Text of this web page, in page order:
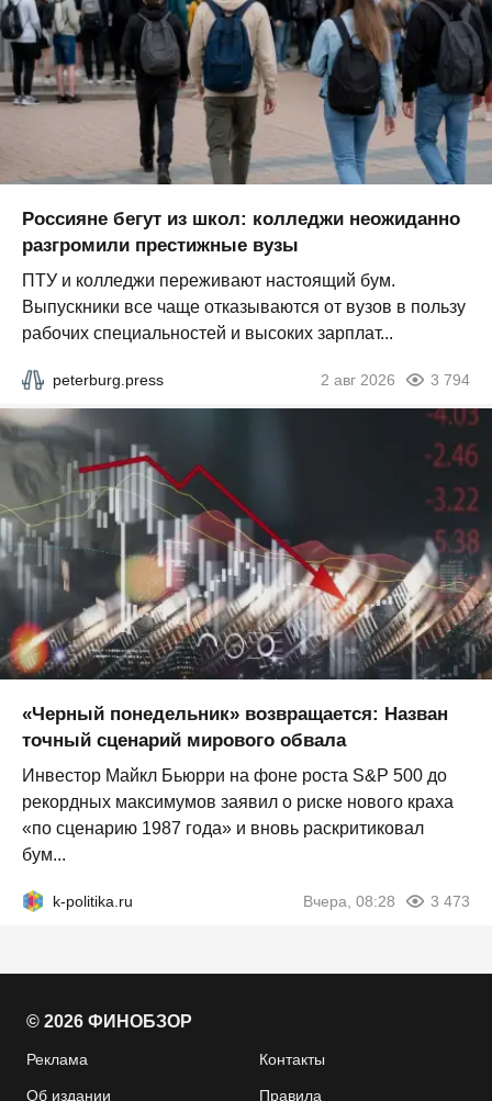
Россияне бегут из школ: колледжи неожиданно
разгромили престижные вузы
ПТУ и колледжи переживают настоящий бум.
Выпускники все чаще отказываются от вузов в пользу
рабочих специальностей и высоких зарплат...
peterburg.press 2 авг 2026 3 794
«Черный понедельник» возвращается: Назван
точный сценарий мирового обвала
Инвестор Майкл Бьюрри на фоне роста S&P 500 до
рекордных максимумов заявил о риске нового краха
«по сценарию 1987 года» и вновь раскритиковал
бум...
k-politika.ru Вчера, 08:28 3 473
© 2026 ФИНОБЗОР
Реклама Контакты
Об издании Правила